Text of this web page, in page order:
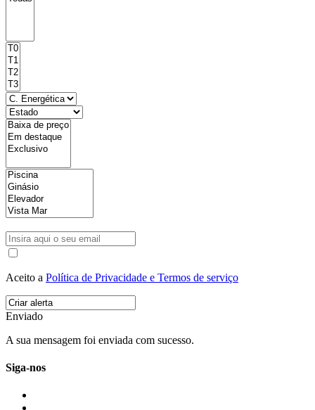
Aceito a Política de Privacidade e Termos de serviço
Enviado
A sua mensagem foi enviada com sucesso.
Siga-nos